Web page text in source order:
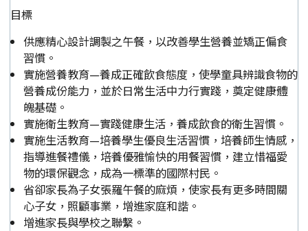
目標
供應精心設計調製之午餐，以改善學生營養並矯正偏食
習慣。
實施營養教育—養成正確飲食態度，使學童具辨識食物的
營養成份能力，並於日常生活中力行實踐，奠定健康體
魄基礎。
實施衛生教育—實踐健康生活，養成飲食的衛生習慣。
實施生活教育—培養學生優良生活習慣，培養師生情感，
指導進餐禮儀，培養優雅愉快的用餐習慣，建立惜福愛
物的環保觀念，成為一標準的國際村民。
省卻家長為子女張羅午餐的麻煩，使家長有更多時間關
心子女，照顧事業，增進家庭和諧。
增進家長與學校之聯繫。